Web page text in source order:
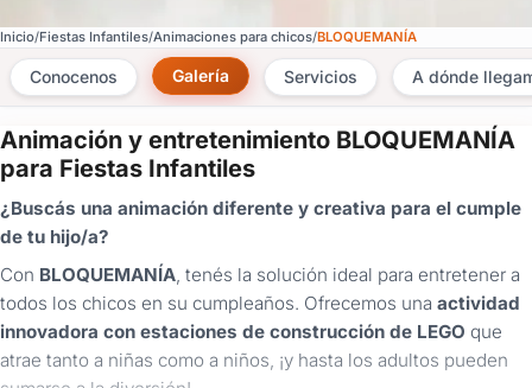
Inicio Fiestas Infantiles Animaciones para chicos BLOQUEMANÍA
Conocenos Galería Servicios A dónde
Animación y entretenimiento BLOQUEMANÍA
para Fiestas Infantiles
¿Buscás una animación diferente y creativa para el cumple
de tu hijo/a?
Con BLOQUEMANÍA , tenés la solución ideal para entretener a
todos los chicos en su cumpleaños. Ofrecemos una actividad
innovadora con estaciones de construcción de LEGO que
atrae tanto a niñas como a niños, ¡y hasta los adultos pueden
×
Consultar
¿Ya
tenés
cuenta?
Iniciá
sesión
aquí